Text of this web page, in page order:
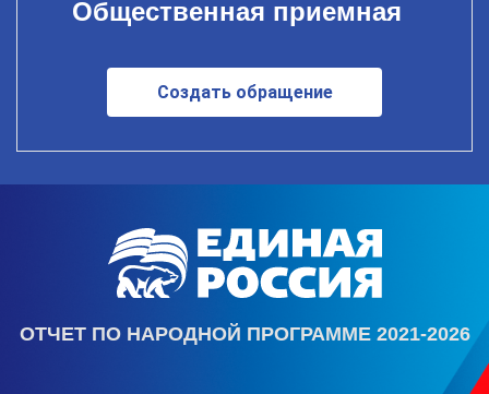
Общественная приемная
Создать обращение
ОТЧЕТ ПО НАРОДНОЙ ПРОГРАММЕ 2021-2026